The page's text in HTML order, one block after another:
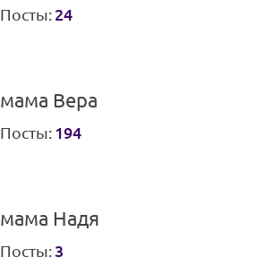
Посты: 24
мама Вера
Посты: 194
мама Надя
Посты: 3